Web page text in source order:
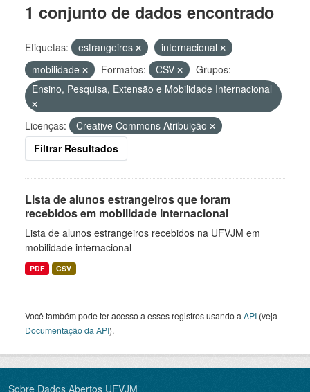
1 conjunto de dados encontrado
Etiquetas: estrangeiros
internacional
mobilidade
Formatos: CSV
Grupos:
Ensino, Pesquisa, Extensão e Mobilidade Internacional
Licenças:
Creative Commons Atribuição
Filtrar Resultados
Lista de alunos estrangeiros que foram
recebidos em mobilidade internacional
Lista de alunos estrangeiros recebidos na UFVJM em
mobilidade internacional
PDF CSV
Você também pode ter acesso a esses registros usando a API (veja
Documentação da API).
Sobre Dados Abertos UFVJM